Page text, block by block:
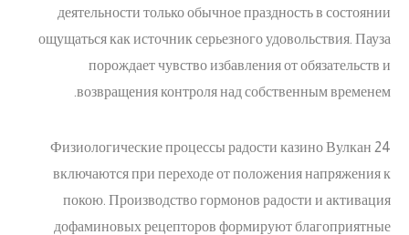
деятельности только обычное праздность в состоянии
ощущаться как источник серьезного удовольствия. Пауза
порождает чувство избавления от обязательств и
возвращения контроля над собственным временем.
Физиологические процессы радости казино Вулкан 24
включаются при переходе от положения напряжения к
покою. Производство гормонов радости и активация
дофаминовых рецепторов формируют благоприятные